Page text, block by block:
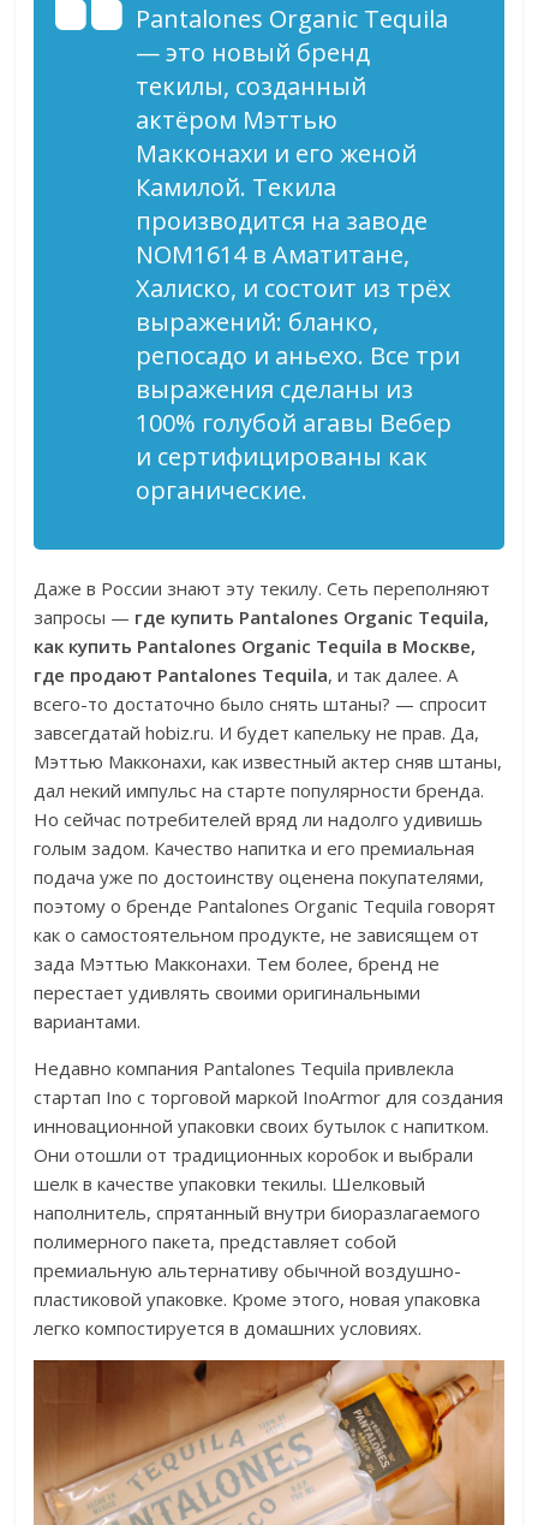
Pantalones Organic Tequila
— это новый бренд
текилы, созданный
актёром Мэттью
Макконахи и его женой
Камилой. Текила
производится на заводе
NOM1614 в Аматитане,
Халиско, и состоит из трёх
выражений: бланко,
репосадо и аньехо. Все три
выражения сделаны из
100% голубой агавы Вебер
и сертифицированы как
органические.
Даже в России знают эту текилу. Сеть переполняют
запросы — где купить Pantalones Organic Tequila,
как купить Pantalones Organic Tequila в Москве,
где продают Pantalones Tequila, и так далее. А
всего-то достаточно было снять штаны? — спросит
завсегдатай hobiz.ru. И будет капельку не прав. Да,
Мэттью Макконахи, как известный актер сняв штаны,
дал некий импульс на старте популярности бренда.
Но сейчас потребителей вряд ли надолго удивишь
голым задом. Качество напитка и его премиальная
подача уже по достоинству оценена покупателями,
поэтому о бренде Pantalones Organic Tequila говорят
как о самостоятельном продукте, не зависящем от
зада Мэттью Макконахи. Тем более, бренд не
перестает удивлять своими оригинальными
вариантами.
Недавно компания Pantalones Tequila привлекла
стартап Ino с торговой маркой InoArmor для создания
инновационной упаковки своих бутылок с напитком.
Они отошли от традиционных коробок и выбрали
шелк в качестве упаковки текилы. Шелковый
наполнитель, спрятанный внутри биоразлагаемого
полимерного пакета, представляет собой
премиальную альтернативу обычной воздушно-
пластиковой упаковке. Кроме этого, новая упаковка
легко компостируется в домашних условиях.